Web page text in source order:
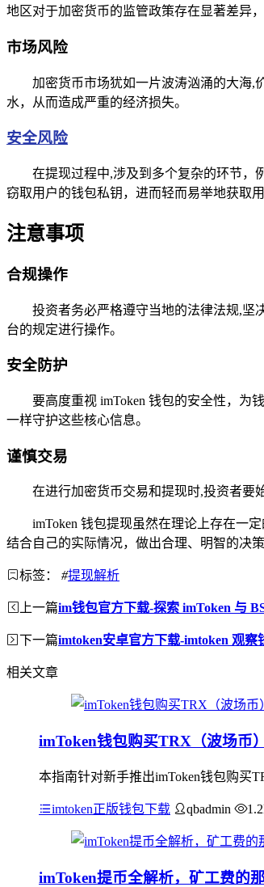
地区对于加密货币的监管政策存在显著差异
市场风险
加密货币市场犹如一片波涛汹涌的大海,
水，从而造成严重的经济损失。
安全风险
在提现过程中,涉及到多个复杂的环节，
窃取用户的钱包私钥，进而轻而易举地获取
注意事项
合规操作
投资者务必严格遵守当地的法律法规,坚
台的规定进行操作。
安全防护
要高度重视 imToken 钱包的安全性，为
一样守护这些核心信息。
谨慎交易
在进行加密货币交易和提现时,投资者要
imToken 钱包提现虽然在理论上存在一
结合自己的实际情况，做出合理、明智的决
标签： #提现解析
上一篇im钱包官方下载-探索 imToken 与
下一篇imtoken安卓官方下载-imtoken 观
相关文章
imToken钱包购买TRX（波场币
本指南针对新手推出imToken钱包购买
imtoken正版钱包下载 qbadmin
imToken提币全解析，矿工费的